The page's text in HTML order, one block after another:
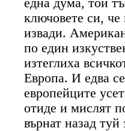
една дума, той
ключовете си, че
извади.
по един
изтеглиха
Европа. И едва
европейците
отиде и мислят
върнат назад туй